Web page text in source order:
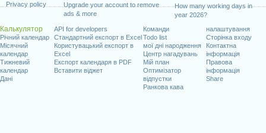
Privacy policy
Upgrade your account to remove
ads & more
How many working days in
year 2026?
Калькулятор
Річний календар
Місячний
календар
Тижневий
календар
Дані
API for developers
Стандартний експорт в Excel
Користувацький експорт в
Excel
Експорт календаря в PDF
Вставити віджет
Команди
Todo list
мої дні народження
Центр нагадувань
Мій план
Оптимізатор
відпустки
Ранкова кава
налаштування
Сторінка входу
Контактна
інформація
Правова
інформація
Share